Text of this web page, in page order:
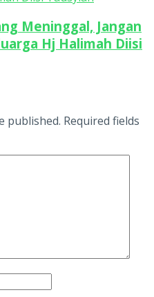
Meninggal, Jangan
Hj Halimah Diisi
published. Required fields